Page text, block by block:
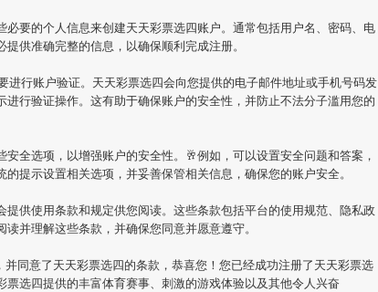
必要的个人信息来创建天天彩票选四账户。通常包括用户名、密码、电
供准确完整的信息，以确保顺利完成注册。
行账户验证。 天天彩票选四会向您提供的电子邮件地址或手机号码发
进行验证操作。这有助于确保账户的安全性，并防止不法分子滥用您的
安全选项，以增强账户的安全性。🥂例如，可以设置安全问题和答案，
提示设置相关选项，并妥善保管相关信息，确保您的账户安全。
提供使用条款和规定供您阅读。这些条款包括平台的使用规范、隐私政
并理解这些条款，并确保您同意并愿意遵守。
并同意了天天彩票选四的条款，恭喜您！您已经成功注册了天天彩票选
票选四提供的丰富体育赛事、刺激的游戏体验以及其他令人兴奋